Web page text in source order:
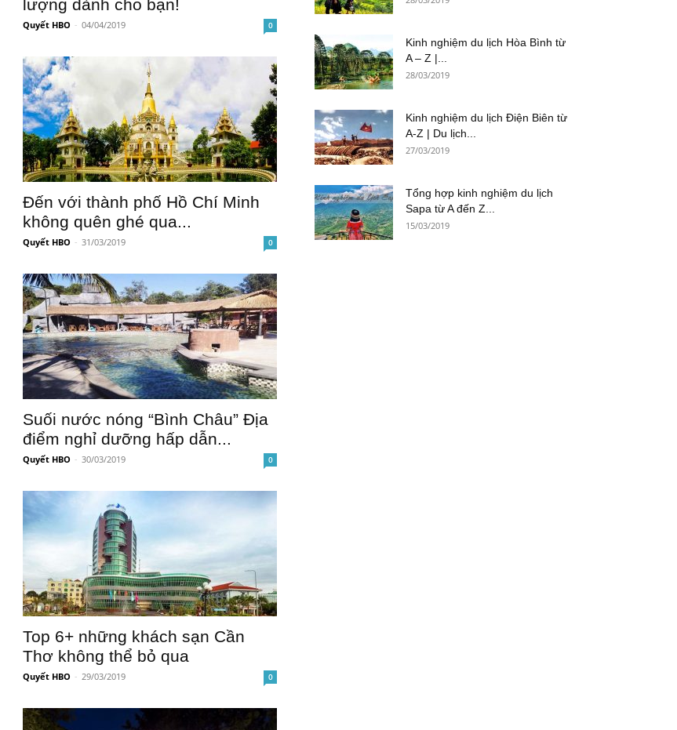
lượng dành cho bạn!
Quyết HBO - 04/04/2019 0
Đến với thành phố Hồ Chí Minh
không quên ghé qua...
Quyết HBO - 31/03/2019 0
Suối nước nóng “Bình Châu” Địa
điểm nghỉ dưỡng hấp dẫn...
Quyết HBO - 30/03/2019 0
Top 6+ những khách sạn Cần
Thơ không thể bỏ qua
Quyết HBO - 29/03/2019 0
Kinh nghiệm du lịch Hòa Bình từ
A – Z |...
28/03/2019
Kinh nghiệm du lịch Điện Biên từ
A-Z | Du lịch...
27/03/2019
Tổng hợp kinh nghiệm du lịch
Sapa từ A đến Z...
15/03/2019